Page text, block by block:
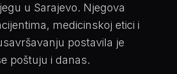
u Sarajevo. Njegova
medicinskoj etici i
postavila je
poštuju i danas.